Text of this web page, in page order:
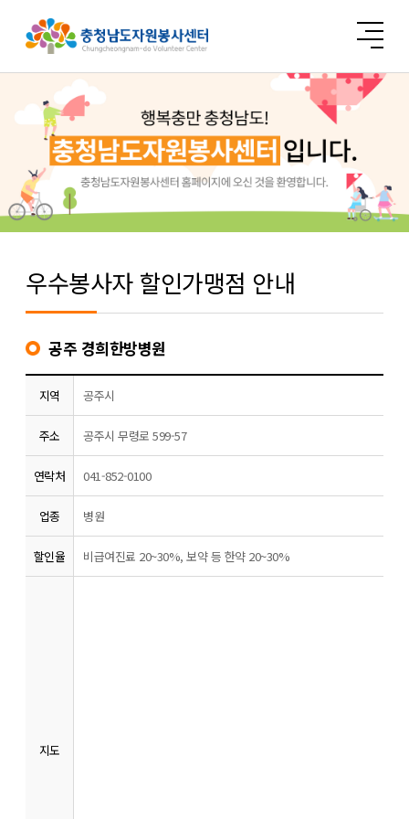
우수봉사자 할인가맹점 안내
공주 경희한방병원
지역 공주시
주소 공주시 무령로 599-57
연락처 041-852-0100
업종 병원
할인율 비급여진료 20~30%, 보약 등 한약 20~30%
지도